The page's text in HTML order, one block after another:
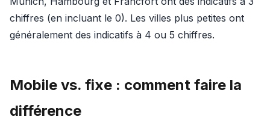
chiffres (en incluant le 0). Les villes plus petites ont
généralement des indicatifs à 4 ou 5 chiffres.
Mobile vs. fixe : comment faire la
différence